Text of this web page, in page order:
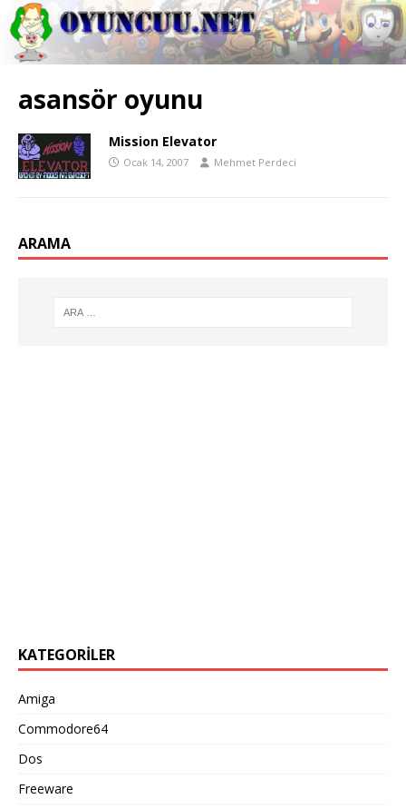
asansör oyunu
Mission Elevator
Ocak 14, 2007 Mehmet Perdeci
ARAMA
KATEGORILER
Amiga
Commodore64
Dos
Freeware